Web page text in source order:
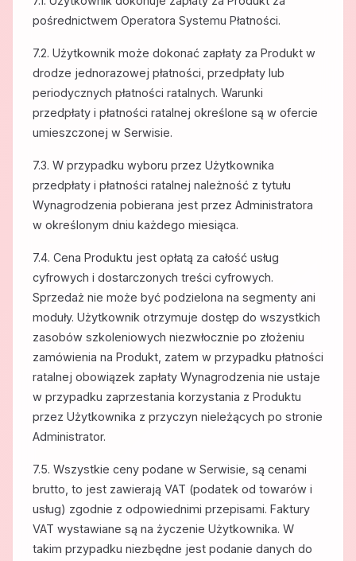
pośrednictwem Operatora Systemu Płatności.
7.2. Użytkownik może dokonać zapłaty za Produkt w
drodze jednorazowej płatności, przedpłaty lub
periodycznych płatności ratalnych. Warunki
przedpłaty i płatności ratalnej określone są w ofercie
umieszczonej w Serwisie.
7.3. W przypadku wyboru przez Użytkownika
przedpłaty i płatności ratalnej należność z tytułu
Wynagrodzenia pobierana jest przez Administratora
w określonym dniu każdego miesiąca.
7.4. Cena Produktu jest opłatą za całość usług
cyfrowych i dostarczonych treści cyfrowych.
Sprzedaż nie może być podzielona na segmenty ani
moduły. Użytkownik otrzymuje dostęp do wszystkich
zasobów szkoleniowych niezwłocznie po złożeniu
zamówienia na Produkt, zatem w przypadku płatności
ratalnej obowiązek zapłaty Wynagrodzenia nie ustaje
w przypadku zaprzestania korzystania z Produktu
przez Użytkownika z przyczyn nieleżących po stronie
Administrator.
7.5. Wszystkie ceny podane w Serwisie, są cenami
brutto, to jest zawierają VAT (podatek od towarów i
usług) zgodnie z odpowiednimi przepisami. Faktury
VAT wystawiane są na życzenie Użytkownika. W
takim przypadku niezbędne jest podanie danych do